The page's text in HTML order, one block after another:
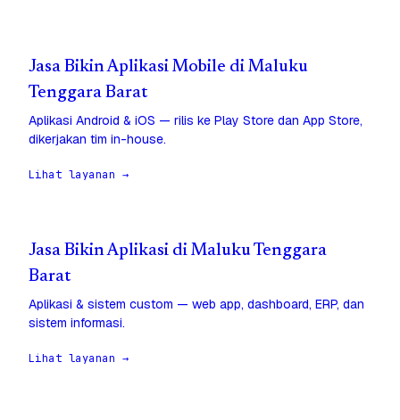
Jasa Bikin Aplikasi Mobile di Maluku
Tenggara Barat
Aplikasi Android & iOS — rilis ke Play Store dan App Store,
dikerjakan tim in-house.
Lihat layanan →
Jasa Bikin Aplikasi di Maluku Tenggara
Barat
Aplikasi & sistem custom — web app, dashboard, ERP, dan
sistem informasi.
Lihat layanan →